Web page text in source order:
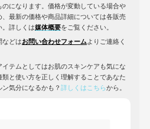
になります。価格が変動している場合や
最新の価格や商品詳細については各販売
。詳しくは媒体概要をご覧ください。
などはお問い合わせフォーム よりご連絡く
テムとしてはお肌のスキンケアも気にな
と使い方を正しく理解することであなた
気分になるかも？ 詳しくはこちらから。